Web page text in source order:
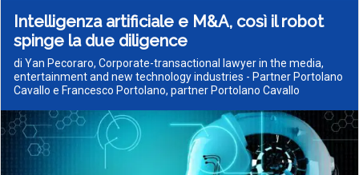
Intelligenza artificiale e M&A, così il robot
spinge la due diligence
di Yan Pecoraro, Corporate-transactional lawyer in the media,
entertainment and new technology industries - Partner Portolano
Cavallo e Francesco Portolano, partner Portolano Cavallo